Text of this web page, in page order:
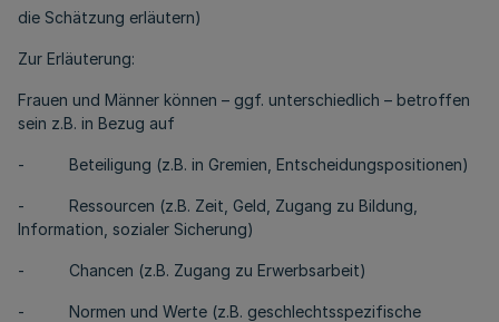
die Schätzung erläutern)
Zur Erläuterung:
Frauen und Männer können – ggf. unterschiedlich – betroffen
sein z.B. in Bezug auf
- Beteiligung (z.B. in Gremien, Entscheidungspositionen)
- Ressourcen (z.B. Zeit, Geld, Zugang zu Bildung,
Information, sozialer Sicherung)
- Chancen (z.B. Zugang zu Erwerbsarbeit)
- Normen und Werte (z.B. geschlechtsspezifische